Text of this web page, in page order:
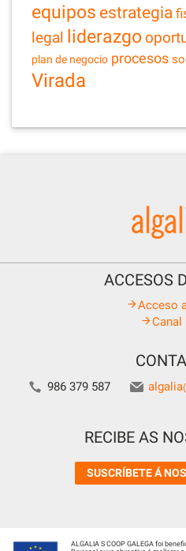
equipos estrategia
legal liderazgo
plan de negocio procesos
Virada
ACCESOS
Acceso
Canal
986 379 587
RECIBE AS
SUSCRÍBETE Á
ALGALIA S COOP GALEGA foi